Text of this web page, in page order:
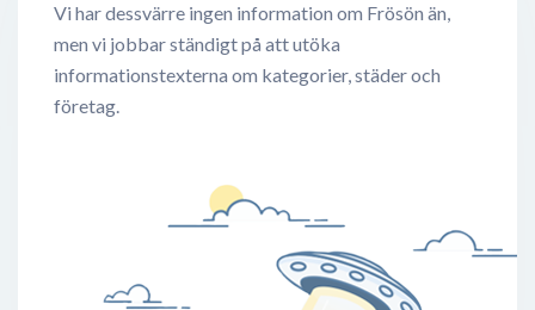
Vi har dessvärre ingen information om Frösön än,
men vi jobbar ständigt på att utöka
informationstexterna om kategorier, städer och
företag.